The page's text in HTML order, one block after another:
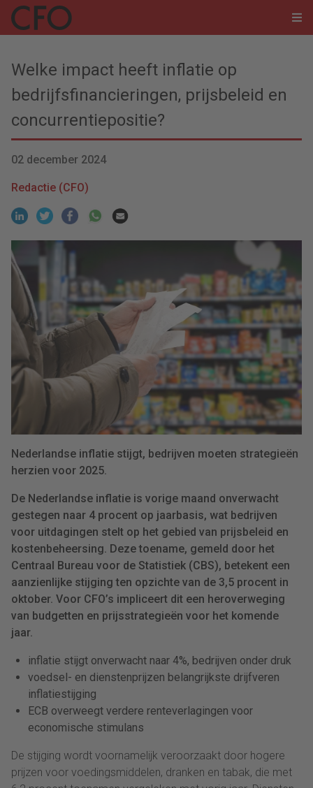
Welke impact heeft inflatie op
bedrijfsfinancieringen, prijsbeleid en
concurrentiepositie?
02 december 2024
Redactie (CFO)
Nederlandse inflatie stijgt, bedrijven moeten strategieën
herzien voor 2025.
De Nederlandse inflatie is vorige maand onverwacht
gestegen naar 4 procent op jaarbasis, wat bedrijven
voor uitdagingen stelt op het gebied van prijsbeleid en
kostenbeheersing. Deze toename, gemeld door het
Centraal Bureau voor de Statistiek (CBS), betekent een
aanzienlijke stijging ten opzichte van de 3,5 procent in
oktober. Voor CFO’s impliceert dit een heroverweging
van budgetten en prijsstrategieën voor het komende
jaar.
inflatie stijgt onverwacht naar 4%, bedrijven onder druk
voedsel- en dienstenprijzen belangrijkste drijfveren
inflatiestijging
ECB overweegt verdere renteverlagingen voor
economische stimulans
De stijging wordt voornamelijk veroorzaakt door hogere
prijzen voor voedingsmiddelen, dranken en tabak, die met